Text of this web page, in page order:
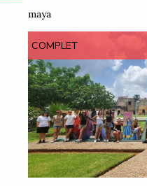
maya
COMPLET